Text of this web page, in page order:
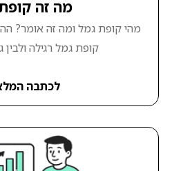
מה זה
מהי קופת גמל ומה זה אומר?
קופת גמל רגילה
לכתבה